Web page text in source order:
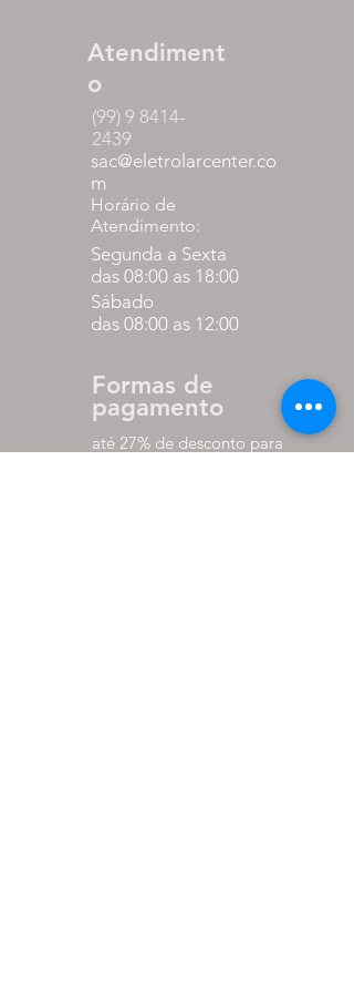
Atendiment
o
(99) 9 8414-
2439
sac@eletrolarcenter.co
m
Horário de
Atendimento:
Segunda a Sexta
das 08:00 as 18:00
Sábado
das 08:00 as 12:00
Formas de
pagamento
até 27% de desconto para
pagamento via pix